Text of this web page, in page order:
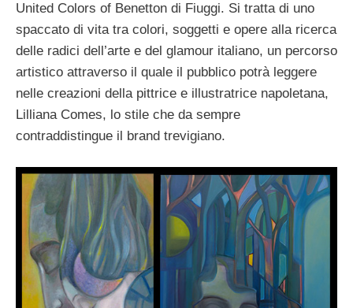
United Colors of Benetton di Fiuggi. Si tratta di uno
spaccato di vita tra colori, soggetti e opere alla ricerca
delle radici dell’arte e del glamour italiano, un percorso
artistico attraverso il quale il pubblico potrà leggere
nelle creazioni della pittrice e illustratrice napoletana,
Lilliana Comes, lo stile che da sempre
contraddistingue il brand trevigiano.